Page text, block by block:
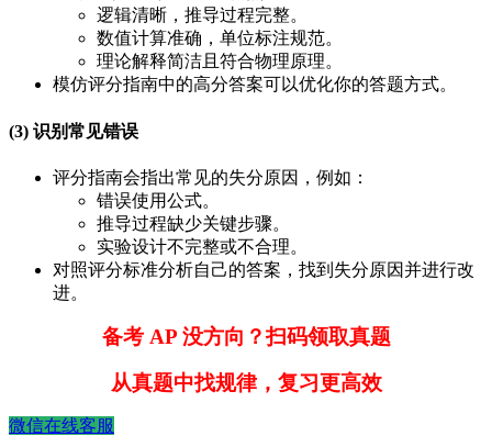
逻辑清晰，推导过程完整。
数值计算准确，单位标注规范。
理论解释简洁且符合物理原理。
模仿评分指南中的高分答案可以优化你的答题方式。
(3) 识别常见错误
评分指南会指出常见的失分原因，例如：
错误使用公式。
推导过程缺少关键步骤。
实验设计不完整或不合理。
对照评分标准分析自己的答案，找到失分原因并进行改
进。
备考 AP 没方向？扫码领取真题
从真题中找规律，复习更高效
微信在线客服